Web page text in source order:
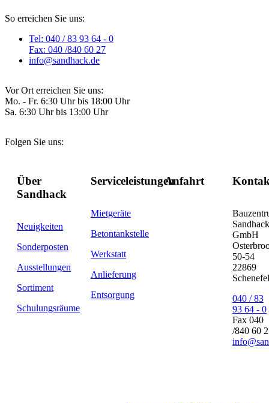
So erreichen Sie uns:
Tel: 040 / 83 93 64 - 0
Fax: 040 /840 60 27
info@sandhack.de
Vor Ort erreichen Sie uns:
Mo. - Fr. 6:30 Uhr bis 18:00 Uhr
Sa. 6:30 Uhr bis 13:00 Uhr
Folgen Sie uns:
Über
Sandhack
Neuigkeiten
Sonderposten
Ausstellungen
Sortiment
Schulungsräume
Serviceleistungen
Mietgeräte
Betontankstelle
Werkstatt
Anlieferung
Entsorgung
Anfahrt
Sandhack
GmbH
50-54
22869
040 / 83
93 64 - 0
Fax 040
/840 60